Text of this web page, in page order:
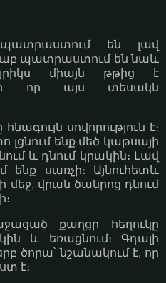
են լավ
պատրաստում են նաև
միայն թթից է
որ այս տեսակն
սովորություն է։
ենք մեծ կաթսայի
և դնում կրակին։ Լավ
ենք սառչի։ Այնուհետև
մեջ, վրան ծանրոց դնում
քաղցր հեղուկը
և եռացնում։ Գդալի
ծորա՝ նշանակում է, որ
է։